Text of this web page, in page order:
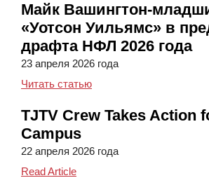
Майк Вашингтон-
«Уотсон Уильямс» в
драфта НФЛ 2026 года
23 апреля 2026 года
Читать статьюМайк Вашингтон-
TJTV Crew Takes Action
Campus
22 апреля 2026 года
Read ArticleTJTV Crew Takes Action for